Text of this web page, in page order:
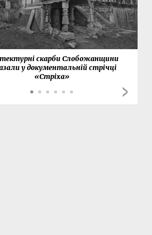
скарби Слобожанщини
у документальній стрічці
«Стріха»